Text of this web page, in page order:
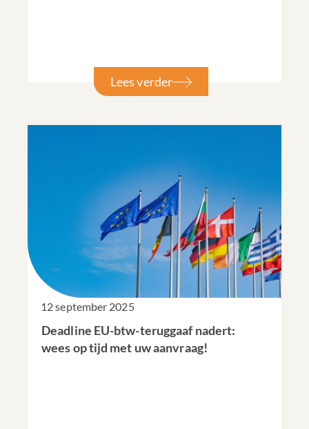
Lees verder
12 september 2025
Deadline EU-btw-teruggaaf nadert:
wees op tijd met uw aanvraag!